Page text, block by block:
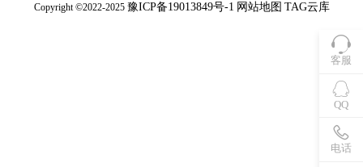
客服
QQ
电话
Copyright ©2022-2025 豫ICP备19013849号-1 网站地图 TAG云库